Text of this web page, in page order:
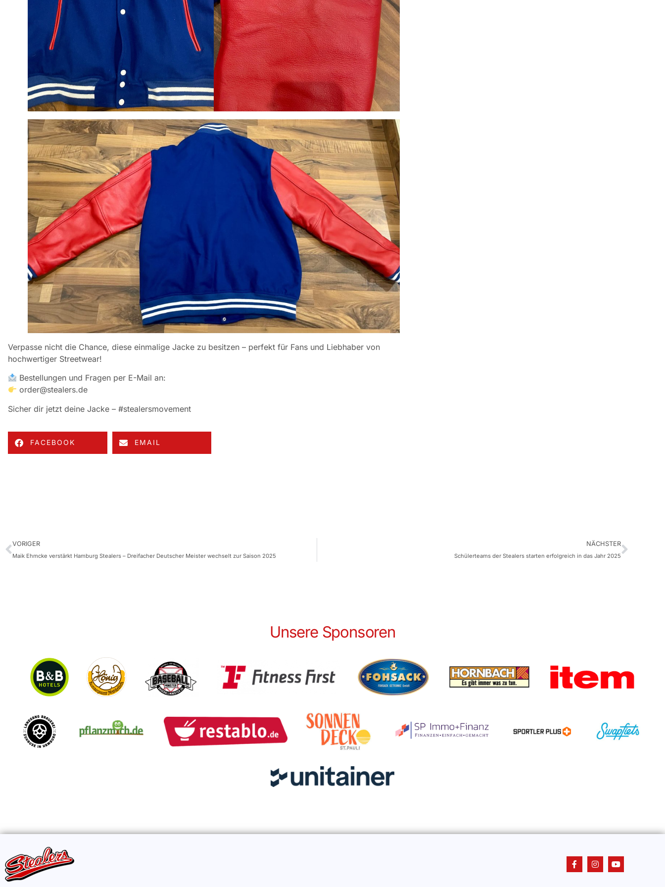
Verpasse nicht die Chance, diese einmalige Jacke zu besitzen – perfekt für Fans und Liebhaber von
hochwertiger Streetwear!
Bestellungen und Fragen per E-Mail an:
order@stealers.de
Sicher dir jetzt deine Jacke – #stealersmovement
FACEBOOK EMAIL
VORIGER
Maik Ehmcke verstärkt Hamburg Stealers – Dreifacher Deutscher Meister wechselt zur Saison 2025
NÄCHSTER
Schülerteams der Stealers starten erfolgreich in das Jahr 2025
Unsere Sponsoren